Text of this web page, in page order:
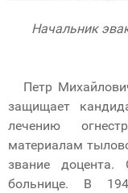
Начальник
Петр
защищает
лечению
материалам
звание
больнице. В